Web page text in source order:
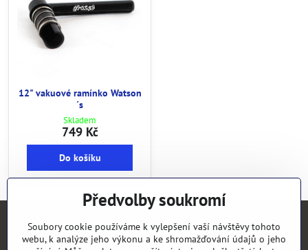
12" vakuové ramínko Watson
´s
Skladem
749 Kč
Do košíku
Kontakty
Předvolby soukromí
Soubory cookie používáme k vylepšení vaší návštěvy tohoto
webu, k analýze jeho výkonu a ke shromažďování údajů o jeho